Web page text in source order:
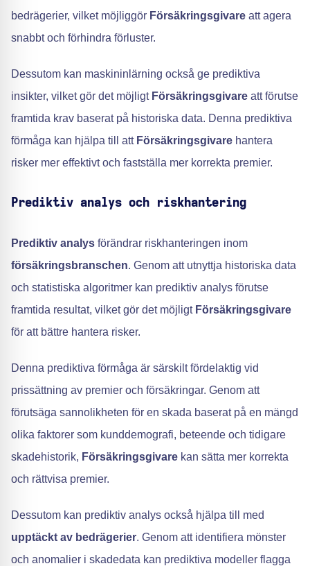
bedrägerier, vilket möjliggör Försäkringsgivare att agera
snabbt och förhindra förluster.
Dessutom kan maskininlärning också ge prediktiva
insikter, vilket gör det möjligt Försäkringsgivare att förutse
framtida krav baserat på historiska data. Denna prediktiva
förmåga kan hjälpa till att Försäkringsgivare hantera
risker mer effektivt och fastställa mer korrekta premier.
Prediktiv analys och riskhantering
Prediktiv analys förändrar riskhanteringen inom
försäkringsbranschen. Genom att utnyttja historiska data
och statistiska algoritmer kan prediktiv analys förutse
framtida resultat, vilket gör det möjligt Försäkringsgivare
för att bättre hantera risker.
Denna prediktiva förmåga är särskilt fördelaktig vid
prissättning av premier och försäkringar. Genom att
förutsäga sannolikheten för en skada baserat på en mängd
olika faktorer som kunddemografi, beteende och tidigare
skadehistorik, Försäkringsgivare kan sätta mer korrekta
och rättvisa premier.
Dessutom kan prediktiv analys också hjälpa till med
upptäckt av bedrägerier. Genom att identifiera mönster
och anomalier i skadedata kan prediktiva modeller flagga